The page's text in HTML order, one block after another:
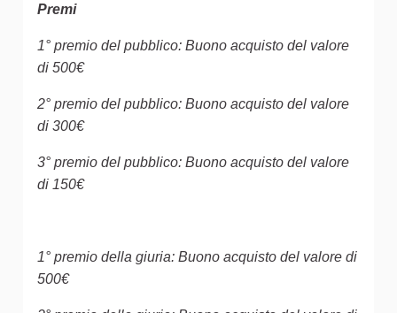
Premi
1° premio del pubblico: Buono acquisto del valore
di 500€
2° premio del pubblico: Buono acquisto del valore
di 300€
3° premio del pubblico: Buono acquisto del valore
di 150€
1° premio della giuria: Buono acquisto del valore di
500€